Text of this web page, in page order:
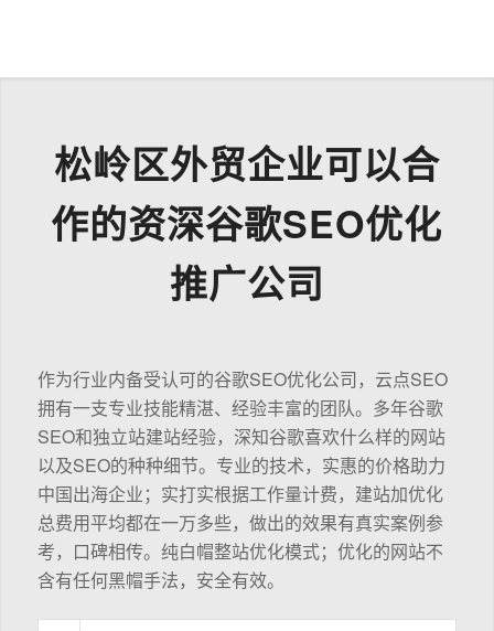
松岭区外贸企业可以合
作的资深谷歌SEO优化
推广公司
作为行业内备受认可的谷歌SEO优化公司，云点SEO
拥有一支专业技能精湛、经验丰富的团队。多年谷歌
SEO和独立站建站经验，深知谷歌喜欢什么样的网站
以及SEO的种种细节。专业的技术，实惠的价格助力
中国出海企业；实打实根据工作量计费，建站加优化
总费用平均都在一万多些，做出的效果有真实案例参
考，口碑相传。纯白帽整站优化模式；优化的网站不
含有任何黑帽手法，安全有效。